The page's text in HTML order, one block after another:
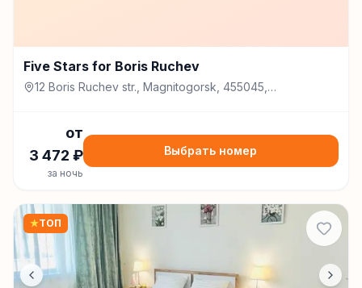
Five Stars for Boris Ruchev
12 Boris Ruchev str., Magnitogorsk, 455045,
от
3 472 ₽
за ночь
Выбрать номер
★ТОП